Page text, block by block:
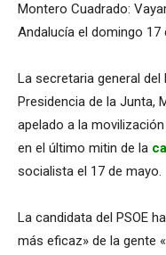
Montero Cuadrado:
Andalucía el domingo 17
La secretaria general del
Presidencia de la Junta,
apelado a la
en el último mitin de la
socialista el 17 de mayo.
La candidata del PSOE
más eficaz» de la gente